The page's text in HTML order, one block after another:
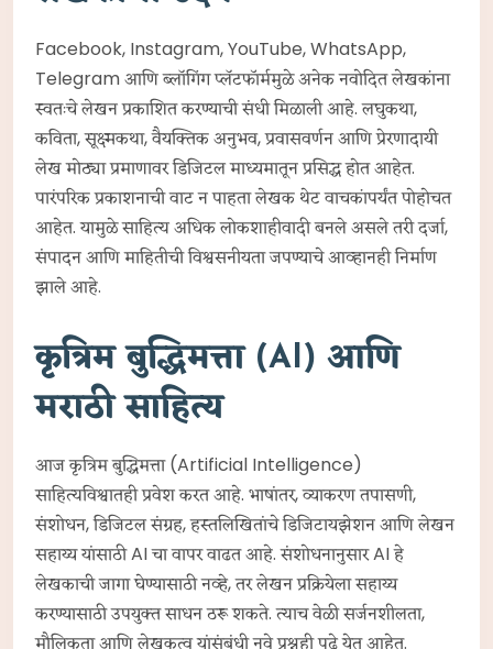
Facebook, Instagram, YouTube, WhatsApp,
Telegram आणि ब्लॉगिंग प्लॅटफॉर्ममुळे अनेक नवोदित लेखकांना
स्वतःचे लेखन प्रकाशित करण्याची संधी मिळाली आहे. लघुकथा,
कविता, सूक्ष्मकथा, वैयक्तिक अनुभव, प्रवासवर्णन आणि प्रेरणादायी
लेख मोठ्या प्रमाणावर डिजिटल माध्यमातून प्रसिद्ध होत आहेत.
पारंपरिक प्रकाशनाची वाट न पाहता लेखक थेट वाचकांपर्यंत पोहोचत
आहेत. यामुळे साहित्य अधिक लोकशाहीवादी बनले असले तरी दर्जा,
संपादन आणि माहितीची विश्वसनीयता जपण्याचे आव्हानही निर्माण
झाले आहे.
कृत्रिम बुद्धिमत्ता (AI) आणि
मराठी साहित्य
आज कृत्रिम बुद्धिमत्ता (Artificial Intelligence)
साहित्यविश्वातही प्रवेश करत आहे. भाषांतर, व्याकरण तपासणी,
संशोधन, डिजिटल संग्रह, हस्तलिखितांचे डिजिटायझेशन आणि लेखन
सहाय्य यांसाठी AI चा वापर वाढत आहे. संशोधनानुसार AI हे
लेखकाची जागा घेण्यासाठी नव्हे, तर लेखन प्रक्रियेला सहाय्य
करण्यासाठी उपयुक्त साधन ठरू शकते. त्याच वेळी सर्जनशीलता,
मौलिकता आणि लेखकत्व यांसंबंधी नवे प्रश्नही पुढे येत आहेत.